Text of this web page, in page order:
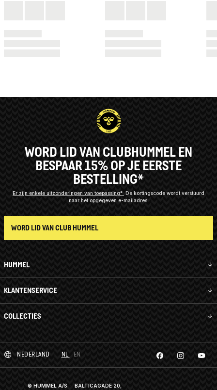
HUMMEL
KLANTENSERVICE
COLLECTIES
WORD LID VAN CLUBHUMMEL EN
BESPAAR 15% OP JE EERSTE
BESTELLING*
Er zijn enkele uitzonderingen van toepassing*
De kortingscode wordt verstuurd
naar het opgegeven e-mailadres.
WORD LID VAN CLUB HUMMEL
NEDERLAND NL EN
© HUMMEL A/S · BALTICAGADE 20,